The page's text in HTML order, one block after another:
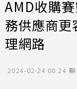
AMD收購
務供應商更
理網路
2024-02-24 08:24